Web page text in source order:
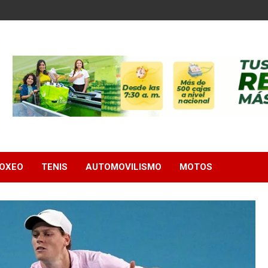
TENIS AUTOMOVILISMO MOTOS